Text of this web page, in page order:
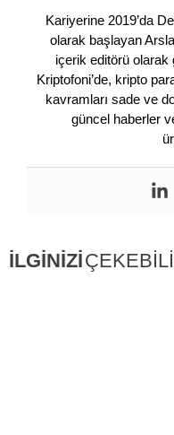
Kariyerine 2019’da
olarak başlayan
içerik editörü olarak
Kriptofoni’de, kripto
kavramları sade ve
güncel haberler
İLGİNİZİ